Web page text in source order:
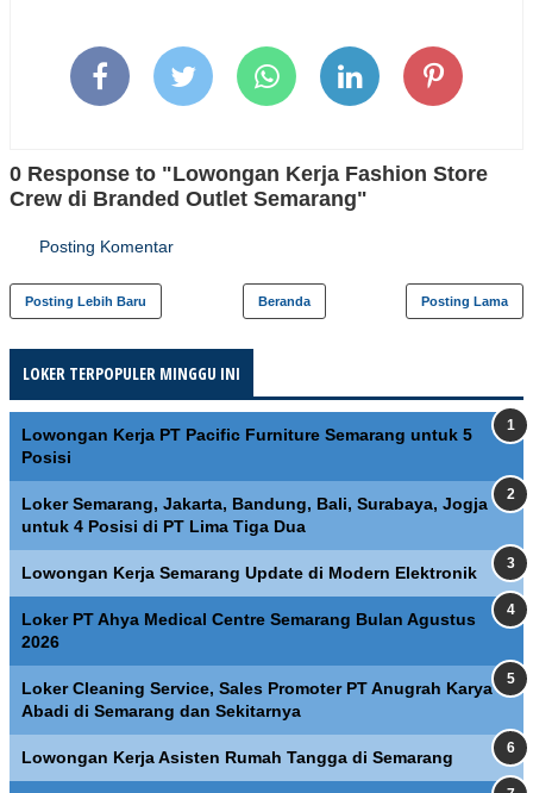
0 Response to "Lowongan Kerja Fashion Store
Crew di Branded Outlet Semarang"
Posting Komentar
Posting Lebih Baru Posting Lama
Beranda
LOKER TERPOPULER MINGGU INI
Lowongan Kerja PT Pacific Furniture Semarang untuk 5
Posisi
Loker Semarang, Jakarta, Bandung, Bali, Surabaya, Jogja
untuk 4 Posisi di PT Lima Tiga Dua
Lowongan Kerja Semarang Update di Modern Elektronik
Loker PT Ahya Medical Centre Semarang Bulan Agustus
2026
Loker Cleaning Service, Sales Promoter PT Anugrah Karya
Abadi di Semarang dan Sekitarnya
Lowongan Kerja Asisten Rumah Tangga di Semarang